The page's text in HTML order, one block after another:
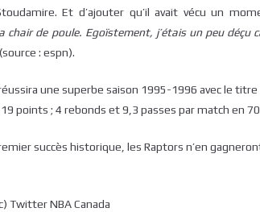
Et d’ajouter qu’il avait vécu un
chair de poule. Egoïstement, j’étais un peu déçu
(source : espn).
une superbe saison 1995-1996 avec le
points ; 4 rebonds et 9,3 passes par match en
succès historique, les Raptors n’en
Twitter NBA Canada